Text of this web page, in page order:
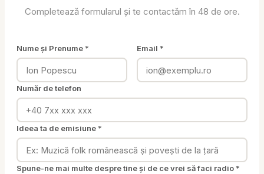
Completează formularul și te contactăm în 48 de ore.
Nume și Prenume * Email *
Număr de telefon
Ideea ta de emisiune *
Spune-ne mai multe despre tine și de ce vrei să faci radio *